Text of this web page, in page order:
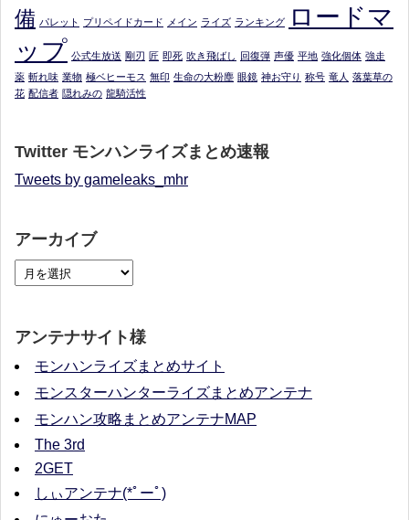
備 パレット プリペイドカード メイン ライズ ランキング
ロードマ
ップ 公式生放送 剛刃 匠 即死 吹き飛ばし 回復弾 声優 平地 強化個体 強走
薬 斬れ味 業物 極ベヒーモス 無印 生命の大粉塵 眼鏡 神お守り 称号 竜人 落葉草の
花 配信者 隠れみの 龍騎活性
Twitter モンハンライズまとめ速報
Tweets by gameleaks_mhr
アーカイブ
アンテナサイト様
モンハンライズまとめサイト
モンスターハンターライズまとめアンテナ
モンハン攻略まとめアンテナMAP
The 3rd
2GET
しぃアンテナ(*ﾟーﾟ)